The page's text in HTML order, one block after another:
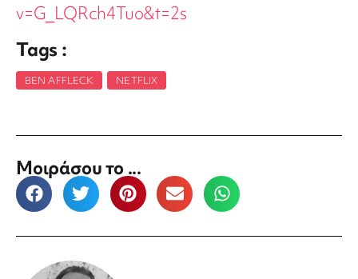
v=G_LQRch4Tuo&t=2s
Tags :
BEN AFFLECK NETFLIX
Μοιράσου το ...